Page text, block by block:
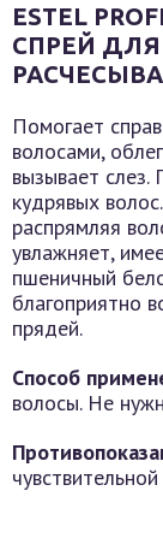
ESTEL
СПРЕЙ
Помогает
волосами,
вызывает
кудрявых
распрямляя
увлажняет,
пшеничный
благоприятно
прядей.
Способ
волосы. Не